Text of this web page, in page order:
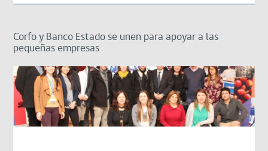
Corfo y Banco Estado se unen para apoyar a las
pequeñas empresas